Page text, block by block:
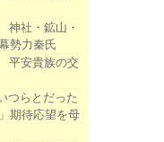
社・鉱山・
勢力秦氏
平安貴族の交
つらとだった
期待応望を母